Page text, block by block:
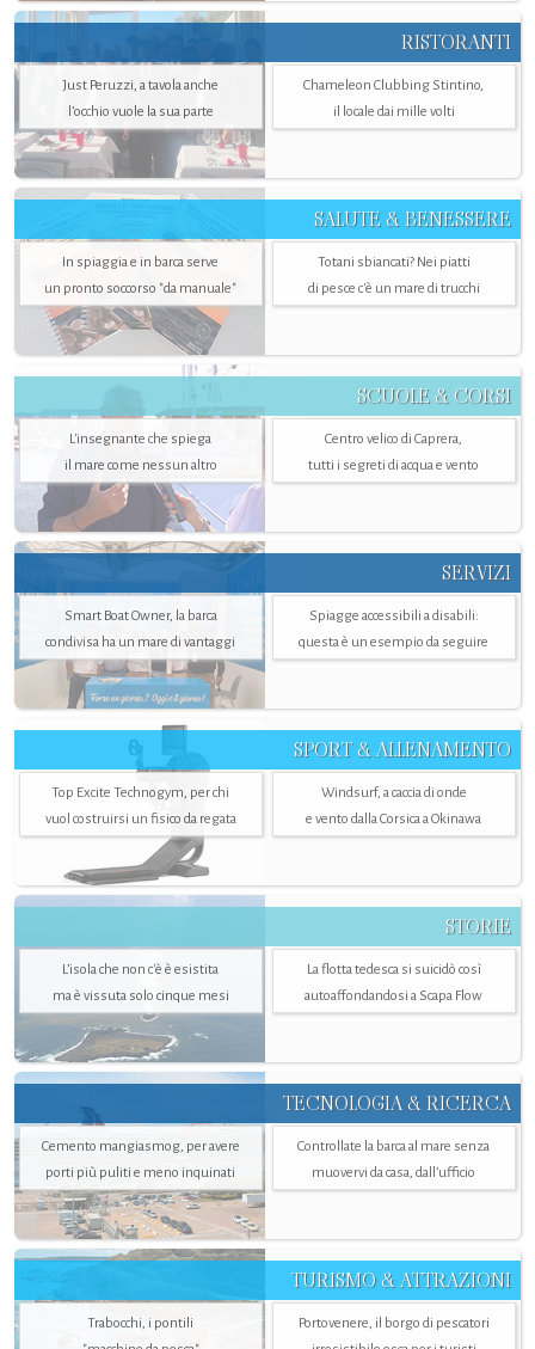
RISTORANTI
Just Peruzzi, a tavola anche
l’occhio vuole la sua parte
Chameleon Clubbing Stintino,
il locale dai mille volti
SALUTE & BENESSERE
In spiaggia e in barca serve
un pronto soccorso "da manuale"
Totani sbiancati? Nei piatti
di pesce c'è un mare di trucchi
SCUOLE & CORSI
L'insegnante che spiega
il mare come nessun altro
Centro velico di Caprera,
tutti i segreti di acqua e vento
SERVIZI
Smart Boat Owner, la barca
condivisa ha un mare di vantaggi
Spiagge accessibili a disabili:
questa è un esempio da seguire
SPORT & ALLENAMENTO
Top Excite Technogym, per chi
vuol costruirsi un fisico da regata
Windsurf, a caccia di onde
e vento dalla Corsica a Okinawa
STORIE
L’isola che non c'è è esistita
ma è vissuta solo cinque mesi
La flotta tedesca si suicidò così
autoaffondandosi a Scapa Flow
TECNOLOGIA & RICERCA
Cemento mangiasmog, per avere
porti più puliti e meno inquinati
Controllate la barca al mare senza
muovervi da casa, dall’ufficio
TURISMO & ATTRAZIONI
Trabocchi, i pontili
Portovenere, il borgo di pescatori